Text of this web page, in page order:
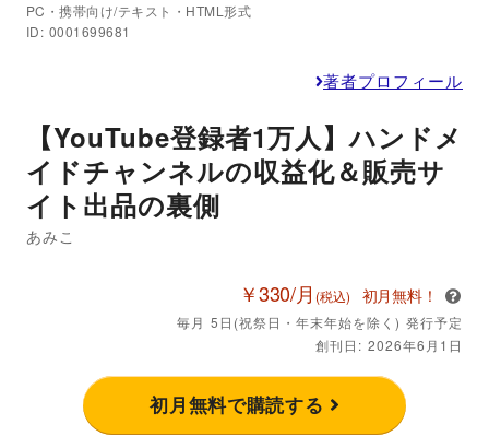
PC・携帯向け/テキスト・HTML形式
ID: 0001699681
著者プロフィール
【YouTube登録者1万人】ハンドメ
イドチャンネルの収益化＆販売サ
イト出品の裏側
あみこ
￥330/月 (税込) 初月無料！
毎月 5日(祝祭日・年末年始を除く) 発行予定
創刊日: 2026年6月1日
初月無料で購読する